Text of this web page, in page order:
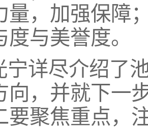
量，加强保障
度与美誉度。
宁详尽介绍了
向，并就下一
要聚焦重点，